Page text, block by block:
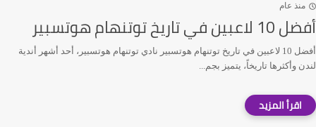
منذ عام
أفضل 10 لاعبين في تاريخ توتنهام هوتسبير
أفضل 10 لاعبين في تاريخ توتنهام هوتسبير نادي توتنهام هوتسبير، أحد أشهر أندية
لندن وأكثرها تاريخاً، يتميز بجم...